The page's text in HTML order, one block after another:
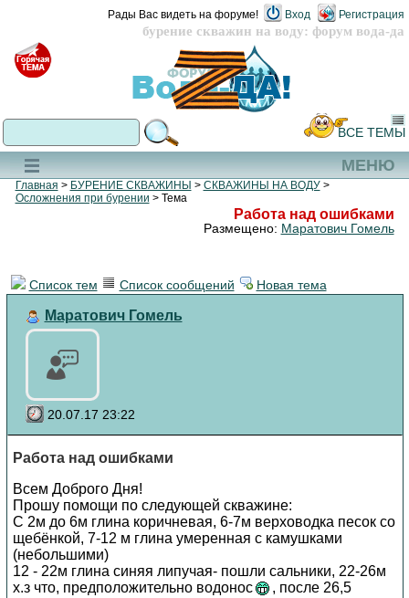
бурение скважин на воду: форум вода-да
Рады Вас видеть на форуме! Вход Регистрация
МЕНЮ
ВСЕ ТЕМЫ
Главная > БУРЕНИЕ СКВАЖИНЫ > СКВАЖИНЫ НА ВОДУ>
Осложнения при бурении > Тема
Работа над ошибками
Размещено: Маратович Гомель
Список тем Список сообщений Новая тема
Маратович Гомель
20.07.17 23:22
Работа над ошибками
Всем Доброго Дня!
Прошу помощи по следующей скважине:
C 2м до 6м глина коричневая, 6-7м верховодка песок со
щебёнкой, 7-12 м глина умеренная с камушками
(небольшими)
12 - 22м глина синяя липучая- пошли сальники, 22-26м
х.з что, предположительно водонос
, после 26,5